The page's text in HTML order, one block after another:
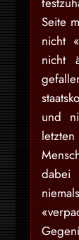
Seite
nicht
nicht
und
dabei